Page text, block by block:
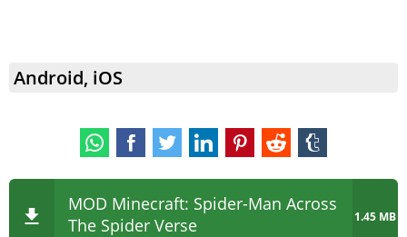
Android, iOS
MOD Minecraft: Spider-Man Across
The Spider Verse
1.45 MB